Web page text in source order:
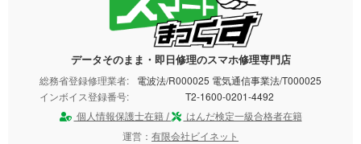
データそのまま・即日修理のスマホ修理専門店
総務省登録修理業者:
電波法/R000025 電気通信事業法/T000025
インボイス登録番号:
T2-1600-0201-4492
個人情報保護士在籍 /
はんだ検定一級合格者在籍
運営： 有限会社ビイネット